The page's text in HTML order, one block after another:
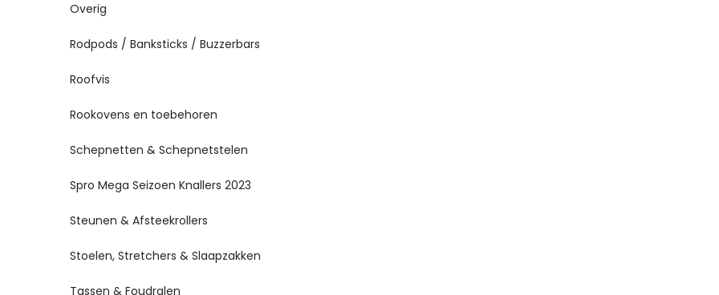
Overig
Rodpods / Banksticks / Buzzerbars
Roofvis
Rookovens en toebehoren
Schepnetten & Schepnetstelen
Spro Mega Seizoen Knallers 2023
Steunen & Afsteekrollers
Stoelen, Stretchers & Slaapzakken
Tassen & Foudralen